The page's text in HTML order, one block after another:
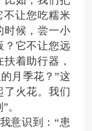
不让您吃糯米
时候，尝一小
？它不让您远
着助行器，
月季花？”这
了火花。我们
。
意识到： “患